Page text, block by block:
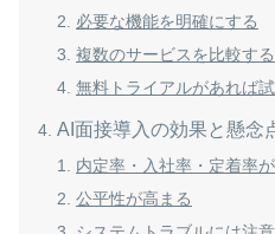
必要な機能を明確にする
複数のサービスを比較する
無料トライアルがあれば
AI面接導入の効果と懸念
内定率・入社率・定着率
公平性が高まる